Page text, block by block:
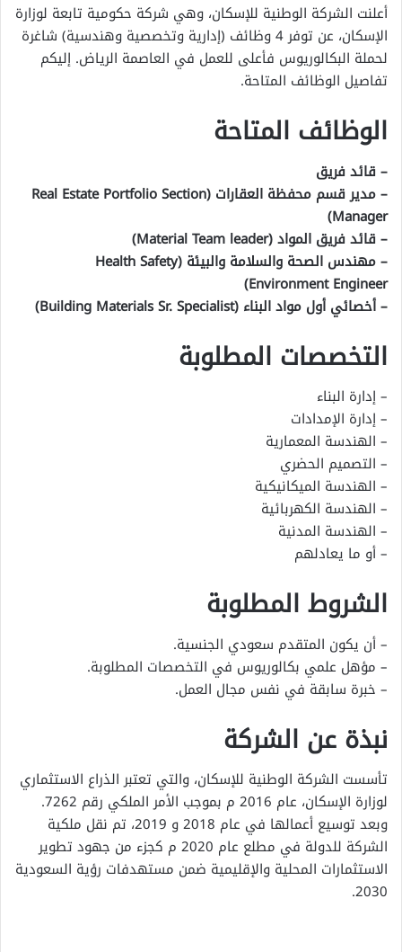
أعلنت الشركة الوطنية للإسكان، وهي شركة حكومية تابعة لوزارة
الإسكان، عن توفر 4 وظائف (إدارية وتخصصية وهندسية) شاغرة
لحملة البكالوريوس فأعلى للعمل في العاصمة الرياض. إليكم
تفاصيل الوظائف المتاحة.
الوظائف المتاحة
– قائد فريق
– مدير قسم محفظة العقارات (Real Estate Portfolio Section
Manager)
– قائد فريق المواد (Material Team leader)
– مهندس الصحة والسلامة والبيئة (Health Safety
Environment Engineer)
– أخصائي أول مواد البناء (Building Materials Sr. Specialist)
التخصصات المطلوبة
– إدارة البناء
– إدارة الإمدادات
– الهندسة المعمارية
– التصميم الحضري
– الهندسة الميكانيكية
– الهندسة الكهربائية
– الهندسة المدنية
– أو ما يعادلهم
الشروط المطلوبة
– أن يكون المتقدم سعودي الجنسية.
– مؤهل علمي بكالوريوس في التخصصات المطلوبة.
– خبرة سابقة في نفس مجال العمل.
نبذة عن الشركة
تأسست الشركة الوطنية للإسكان، والتي تعتبر الذراع الاستثماري
لوزارة الإسكان، عام 2016 م بموجب الأمر الملكي رقم 7262.
وبعد توسيع أعمالها في عام 2018 و 2019، تم نقل ملكية
الشركة للدولة في مطلع عام 2020 م كجزء من جهود تطوير
الاستثمارات المحلية والإقليمية ضمن مستهدفات رؤية السعودية
2030.